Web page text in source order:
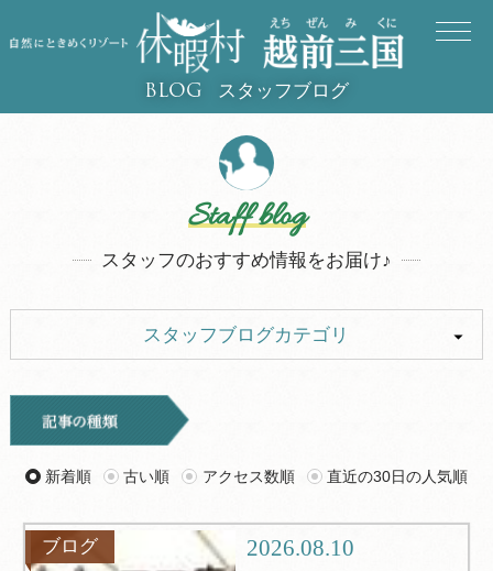
BLOG スタッフブログ
Staff blog
スタッフのおすすめ情報をお届け♪
スタッフブログカテゴリ
キャンプ
ツアー グルメ
観光
新着順 古い順 アクセス数順 直近の30日の人気順
ブログ 2026.08.10